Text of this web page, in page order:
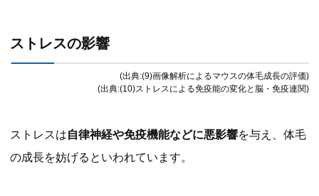
ストレスの影響
(出典:(9)画像解析によるマウスの体毛成長の評価)
(出典:(10)ストレスによる免疫能の変化と脳・免疫連関)
ストレスは自律神経や免疫機能などに悪影響を与え、体毛
の成長を妨げるといわれています。